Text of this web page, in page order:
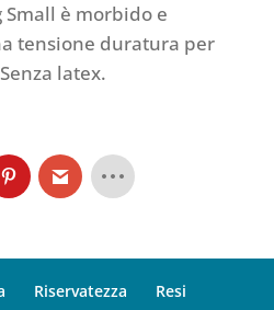
è morbido e
tensione duratura per
Senza latex.
Riservatezza Resi